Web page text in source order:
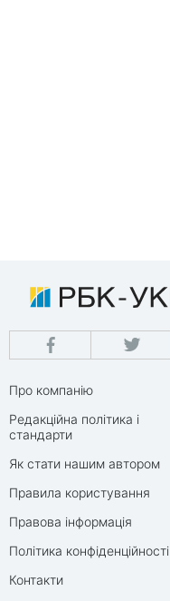
Про компанію
Редакційна політика і
стандарти
Як стати нашим автором
Правила користування
Правова інформація
Політика конфіденційності
Контакти